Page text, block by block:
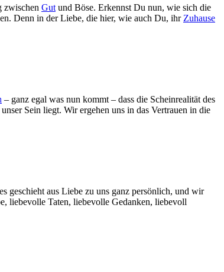
zwischen Gut und Böse. Erkennst Du nun, wie sich die
Denn in der Liebe, die hier, wie auch Du, ihr Zuhause
– ganz egal was nun kommt – dass die Scheinrealität des
Sein liegt. Wir ergehen uns in das Vertrauen in die
geschieht aus Liebe zu uns ganz persönlich, und wir
liebevolle Taten, liebevolle Gedanken, liebevoll